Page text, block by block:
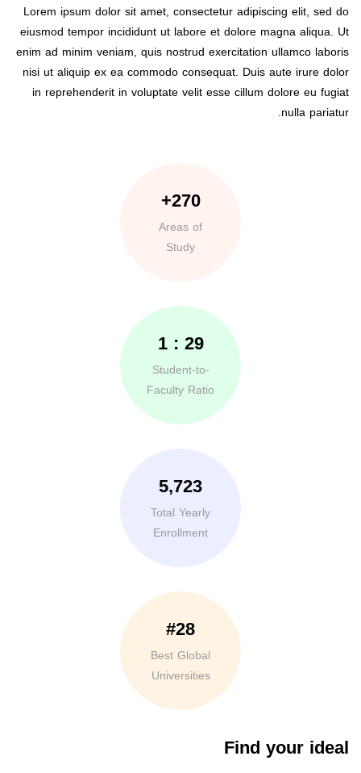
Lorem ipsum dolor sit amet, consectetur adipiscing elit, sed do
eiusmod tempor incididunt ut labore et dolore magna aliqua. Ut
enim ad minim veniam, quis nostrud exercitation ullamco laboris
nisi ut aliquip ex ea commodo consequat. Duis aute irure dolor
in reprehenderit in voluptate velit esse cillum dolore eu fugiat
nulla pariatur.
270+
Areas of
Study
29 : 1
Student-to-
Faculty Ratio
5,723
Total Yearly
Enrollment
#28
Best Global
Universities
Find your ideal